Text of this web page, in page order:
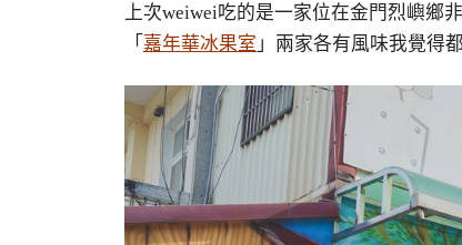
上次weiwei吃的是一家位在金門烈嶼鄉
「 嘉年華冰果室 」兩家各有風味我覺得